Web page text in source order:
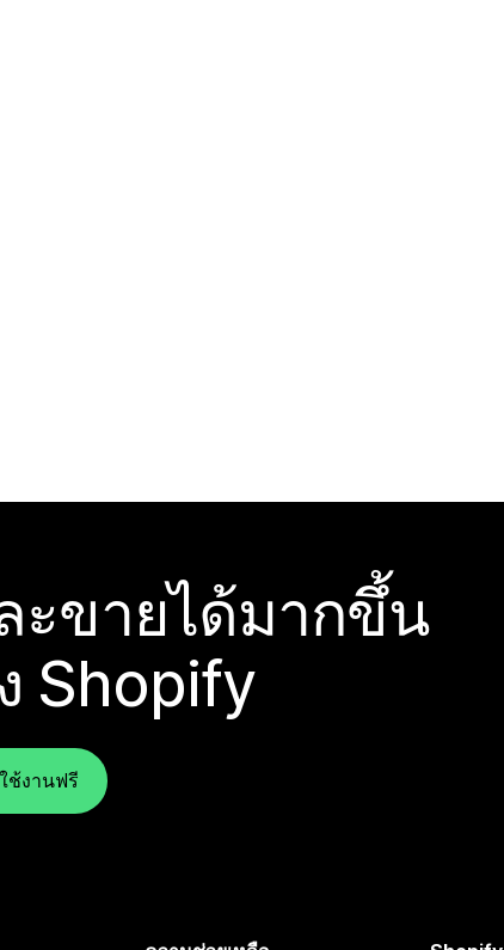
ะขายได้มากขึ้น
Shopify
ช้งานฟรี